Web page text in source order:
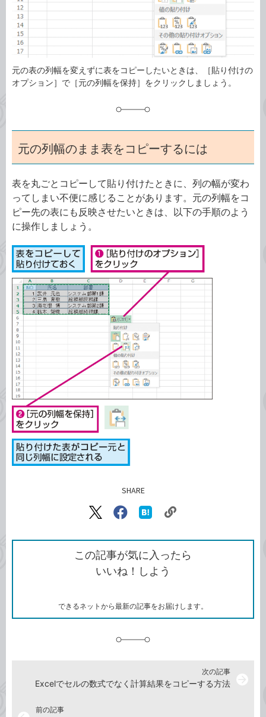
元の表の列幅を変えずに表をコピーしたいときは、［貼り付けの
オプション］で［元の列幅を保持］をクリックしましょう。
元の列幅のまま表をコピーするには
表を丸ごとコピーして貼り付けたときに、列の幅が変わ
ってしまい不便に感じることがあります。元の列幅をコ
ピー先の表にも反映させたいときは、以下の手順のよう
に操作しましょう。
SHARE
X（旧
で
シ
ェ
ア
Facebook
シ
ェ
ア
な
ブ
ッ
ク
ク
ク
を
コ
この記事が気に入ったら
いいね！しよう
できるネットから最新の記事をお届けします。
前の記事
次の記事
Excelでセルの数式でなく計算結果をコピーする方法